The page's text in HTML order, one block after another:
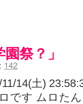
祭？」
142
14(土)
です ムロた